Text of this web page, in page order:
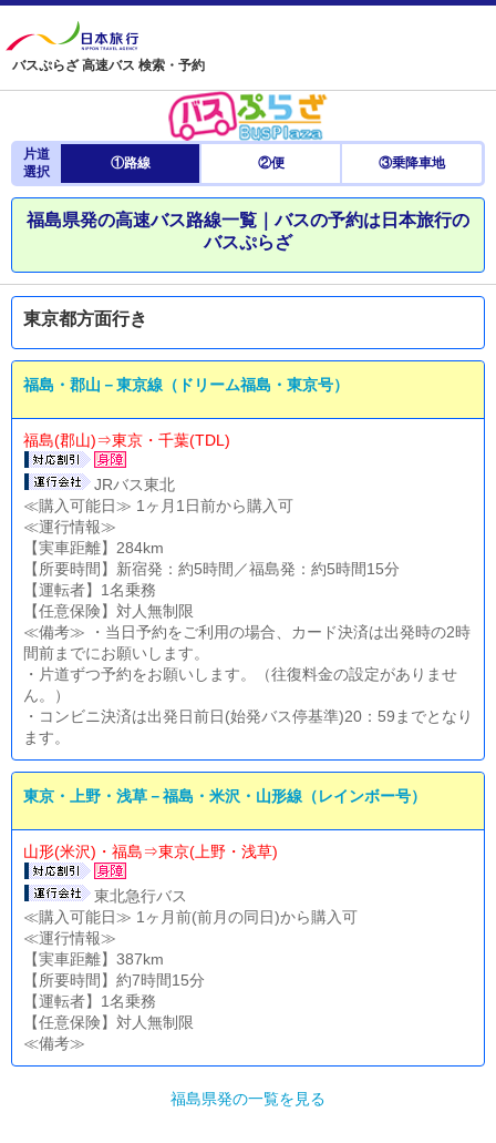
バスぷらざ 高速バス 検索・予約
片道
選択
①路線 ②便 ③乗降車地
福島県発の高速バス路線一覧｜バスの予約は日本旅行の
バスぷらざ
東京都方面行き
福島・郡山－東京線（ドリーム福島・東京号）
福島(郡山)⇒東京・千葉(TDL)
JRバス東北
≪購入可能日≫ 1ヶ月1日前から購入可
≪運行情報≫
【実車距離】284km
【所要時間】新宿発：約5時間／福島発：約5時間15分
【運転者】1名乗務
【任意保険】対人無制限
≪備考≫ ・当日予約をご利用の場合、カード決済は出発時の2時
間前までにお願いします。
・片道ずつ予約をお願いします。（往復料金の設定がありませ
ん。）
・コンビニ決済は出発日前日(始発バス停基準)20：59までとなり
ます。
東京・上野・浅草－福島・米沢・山形線（レインボー号）
山形(米沢)・福島⇒東京(上野・浅草)
東北急行バス
≪購入可能日≫ 1ヶ月前(前月の同日)から購入可
≪運行情報≫
【実車距離】387km
【所要時間】約7時間15分
【運転者】1名乗務
【任意保険】対人無制限
≪備考≫
福島県発の一覧を見る